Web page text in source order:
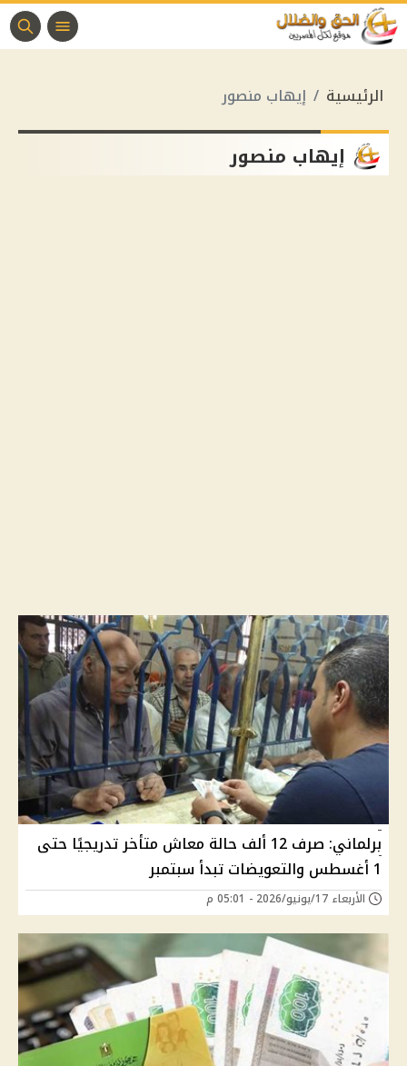
الرئيسية إيهاب منصور
إيهاب منصور
برلماني: صرف 12 ألف حالة معاش متأخر تدريجيًا حتى
1 أغسطس والتعويضات تبدأ سبتمبر
الأربعاء 17/يونيو/2026 - 05:01 م